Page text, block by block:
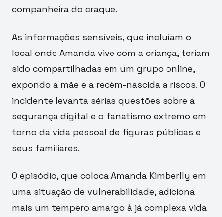
companheira do craque.
As informações sensíveis, que incluíam o
local onde Amanda vive com a criança, teriam
sido compartilhadas em um grupo online,
expondo a mãe e a recém-nascida a riscos. O
incidente levanta sérias questões sobre a
segurança digital e o fanatismo extremo em
torno da vida pessoal de figuras públicas e
seus familiares.
O episódio, que coloca Amanda Kimberlly em
uma situação de vulnerabilidade, adiciona
mais um tempero amargo à já complexa vida